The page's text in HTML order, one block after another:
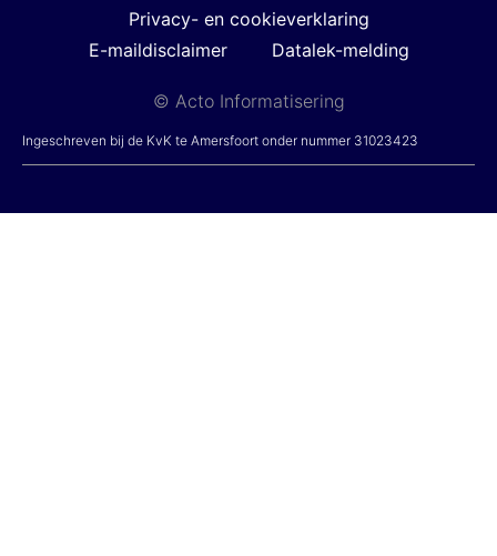
Privacy- en cookieverklaring
E-maildisclaimer
Datalek-melding
© Acto Informatisering
Ingeschreven bij de KvK te Amersfoort onder nummer 31023423